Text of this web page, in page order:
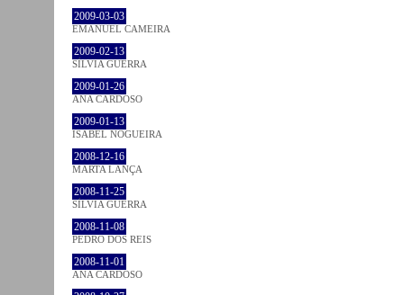
2009-03-03
EMANUEL CAMEIRA
2009-02-13
SÍLVIA GUERRA
2009-01-26
ANA CARDOSO
2009-01-13
ISABEL NOGUEIRA
2008-12-16
MARTA LANÇA
2008-11-25
SÍLVIA GUERRA
2008-11-08
PEDRO DOS REIS
2008-11-01
ANA CARDOSO